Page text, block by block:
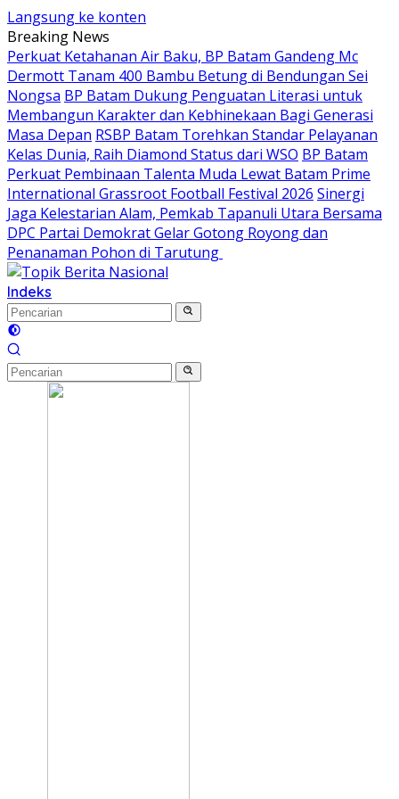
Langsung ke konten
Breaking News
Perkuat Ketahanan Air Baku, BP Batam Gandeng Mc
Dermott Tanam 400 Bambu Betung di Bendungan Sei
Nongsa BP Batam Dukung Penguatan Literasi untuk
Membangun Karakter dan Kebhinekaan Bagi Generasi
Masa Depan RSBP Batam Torehkan Standar Pelayanan
Kelas Dunia, Raih Diamond Status dari WSO BP Batam
Perkuat Pembinaan Talenta Muda Lewat Batam Prime
International Grassroot Football Festival 2026 Sinergi
Jaga Kelestarian Alam, Pemkab Tapanuli Utara Bersama
DPC Partai Demokrat Gelar Gotong Royong dan
Penanaman Pohon di Tarutung ‎
Indeks